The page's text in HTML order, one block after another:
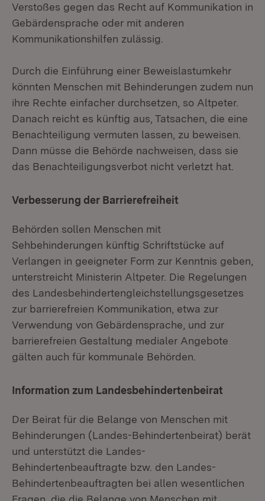
Verstoßes gegen das Recht auf Kommunikation in
Gebärdensprache oder mit anderen
Kommunikationshilfen zulässig.
Durch die Einführung einer Beweislastumkehr
könnten Menschen mit Behinderungen zudem nun
ihre Rechte einfacher durchsetzen, so Altpeter.
Danach reicht es künftig aus, Tatsachen, die eine
Benachteiligung vermuten lassen, zu beweisen.
Dann müsse die Behörde nachweisen, dass sie
das Benachteiligungsverbot nicht verletzt hat.
Verbesserung der Barrierefreiheit
Behörden sollen Menschen mit
Sehbehinderungen künftig Schriftstücke auf
Verlangen in geeigneter Form zur Kenntnis geben,
unterstreicht Ministerin Altpeter. Die Regelungen
des Landesbehindertengleichstellungsgesetzes
zur barrierefreien Kommunikation, etwa zur
Verwendung von Gebärdensprache, und zur
barrierefreien Gestaltung medialer Angebote
gälten auch für kommunale Behörden.
Information zum Landesbehindertenbeirat
Der Beirat für die Belange von Menschen mit
Behinderungen (Landes-Behindertenbeirat) berät
und unterstützt die Landes-
Behindertenbeauftragte bzw. den Landes-
Behindertenbeauftragten bei allen wesentlichen